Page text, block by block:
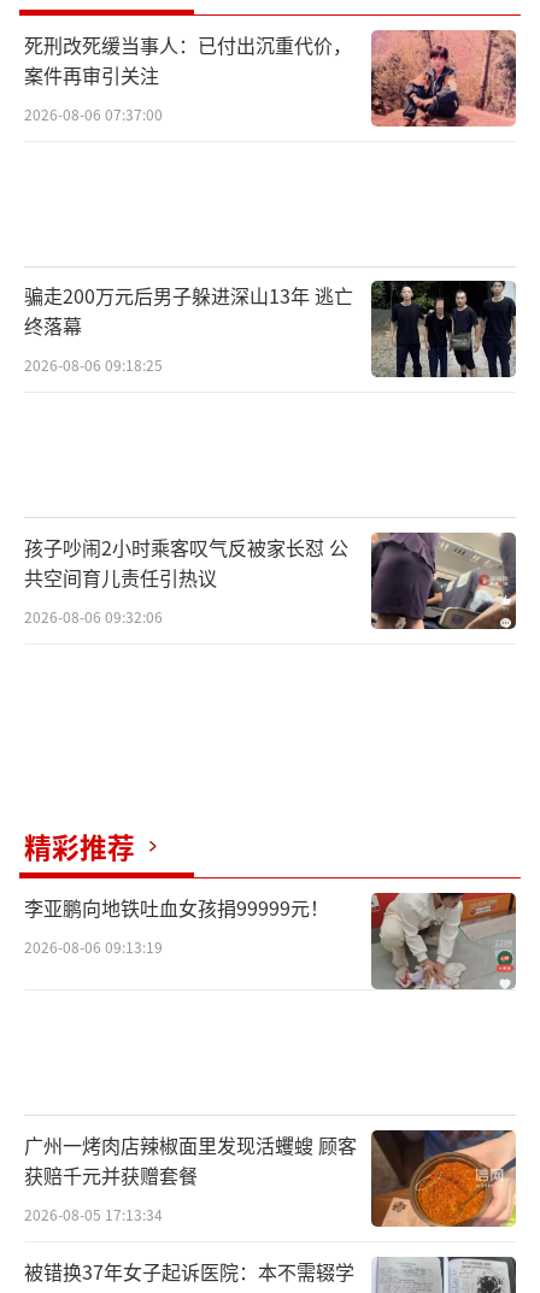
死刑改死缓当事人：已付出沉重代价，
案件再审引关注
2026-08-06 07:37:00
骗走200万元后男子躲进深山13年 逃亡
终落幕
2026-08-06 09:18:25
孩子吵闹2小时乘客叹气反被家长怼 公
共空间育儿责任引热议
2026-08-06 09:32:06
精彩推荐
李亚鹏向地铁吐血女孩捐99999元！
2026-08-06 09:13:19
广州一烤肉店辣椒面里发现活蠼螋 顾客
获赔千元并获赠套餐
2026-08-05 17:13:34
被错换37年女子起诉医院：本不需辍学